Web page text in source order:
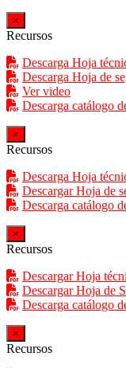
×
Recursos
Descarga Hoja
Descarga Hoja de
Ver video
Descarga catálogo
×
Recursos
Descarga Hoja
Descargar Hoja de
Descarga catálogo
×
Recursos
Descargar Hoja
Descargar Hoja de
Descarga catálogo
×
Recursos